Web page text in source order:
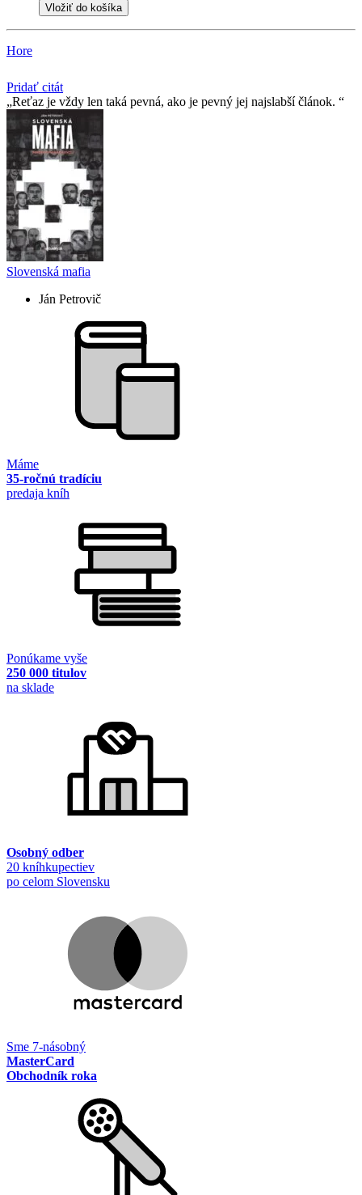
Vložiť do košíka
Hore
Pridať citát
Reťaz je vždy len taká pevná, ako je pevný jej najslabší­ článok.
Slovenská mafia
Ján Petrovič
Máme
35-ročnú tradíciu
predaja kníh
Ponúkame vyše
250 000 titulov
na sklade
Osobný odber
20 kníhkupectiev
po celom Slovensku
Sme 7-násobný
MasterCard
Obchodník roka